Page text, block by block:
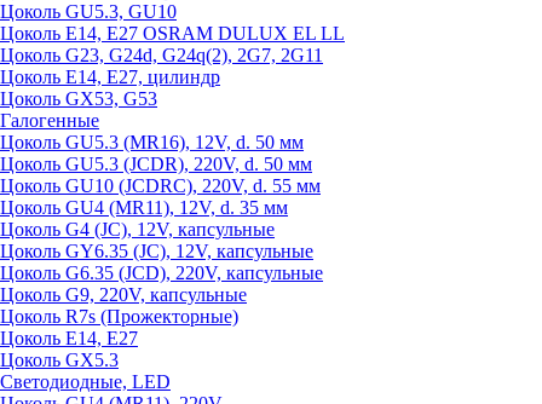
Цоколь GU5.3, GU10
Цоколь Е14, Е27 OSRAM DULUX EL LL
Цоколь G23, G24d, G24q(2), 2G7, 2G11
Цоколь Е14, Е27, цилиндр
Цоколь GX53, G53
Галогенные
Цоколь GU5.3 (MR16), 12V, d. 50 мм
Цоколь GU5.3 (JCDR), 220V, d. 50 мм
Цоколь GU10 (JCDRC), 220V, d. 55 мм
Цоколь GU4 (MR11), 12V, d. 35 мм
Цоколь G4 (JC), 12V, капсульные
Цоколь GY6.35 (JC), 12V, капсульные
Цоколь G6.35 (JCD), 220V, капсульные
Цоколь G9, 220V, капсульные
Цоколь R7s (Прожекторные)
Цоколь E14, E27
Цоколь GX5.3
Светодиодные, LED